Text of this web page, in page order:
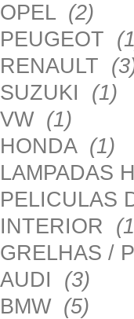
OPEL (2)
PEUGEOT
RENAULT
SUZUKI (1)
VW (1)
HONDA (1)
LAMPADAS
PELICULAS
INTERIOR
GRELHAS /
AUDI (3)
BMW (5)